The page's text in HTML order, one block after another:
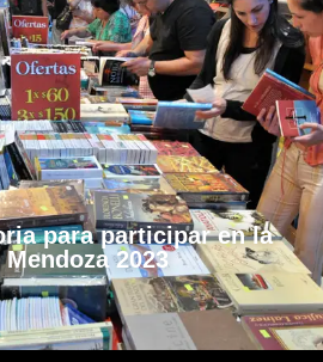
para participar en la
2023